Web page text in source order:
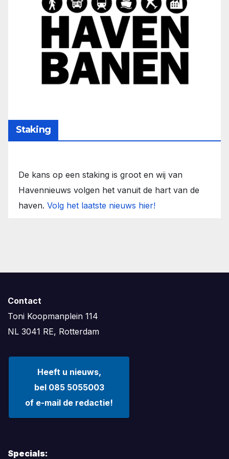
Staking
De kans op een staking is groot en wij van
Havennieuws volgen het vanuit de hart van de
haven. Volg het laatste nieuws hier!
Contact
Toni Koopmanplein 114
NL 3041 RE, Rotterdam
Heeft u nieuws,
bel 085 5055003
of e-mail de redactie!
Specials: